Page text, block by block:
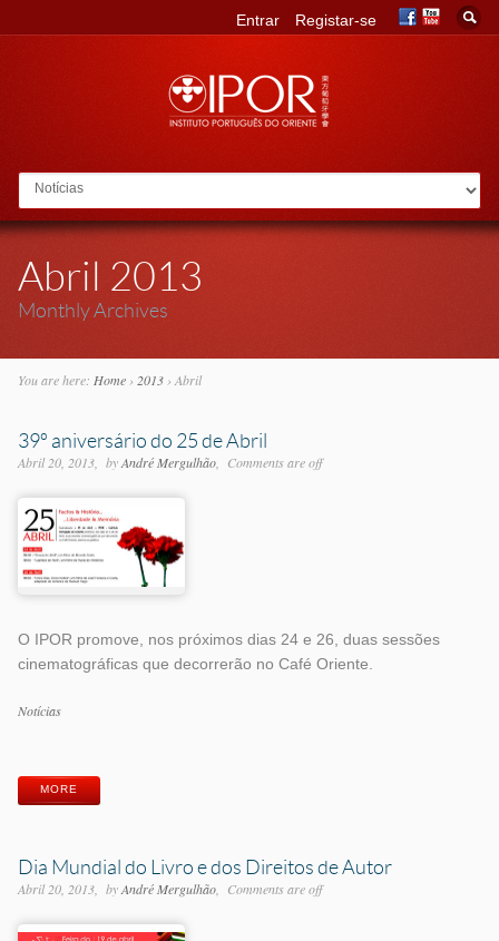
Go to:
Entrar Registar-se
Abril 2013
Monthly Archives
You are here: Home› 2013› Abril
39º aniversário do 25 de Abril
Abril 20, 2013 byAndré Mergulhão Comments are off
O IPOR promove, nos próximos dias 24 e 26, duas sessões
cinematográficas que decorrerão no Café Oriente.
Categorias
Notícias
MORE
Dia Mundial do Livro e dos Direitos de Autor
Abril 20, 2013 byAndré Mergulhão Comments are off